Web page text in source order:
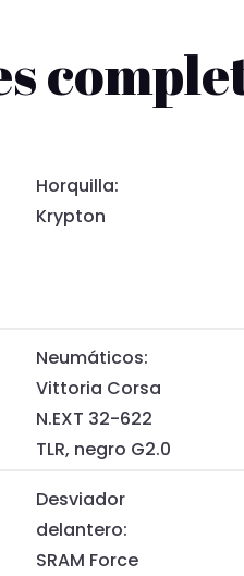
Horquilla:
Krypton
Neumáticos:
Vittoria Corsa
N.EXT 32-622
TLR, negro G2.0
Desviador
delantero:
SRAM Force